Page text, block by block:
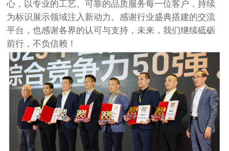
心，以专业的工艺、可靠的品质服务每一位客户，持续
为标识展示领域注入新动力。感谢行业盛典搭建的交流
平台，也感谢各界的认可与支持，未来，我们继续砥砺
前行，不负信赖！